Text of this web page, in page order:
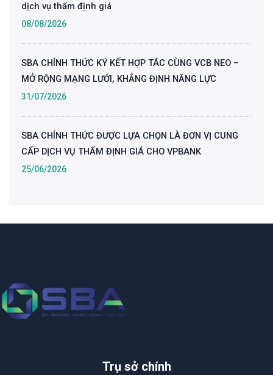
dịch vụ thẩm định giá
08/08/2026
SBA CHÍNH THỨC KÝ KẾT HỢP TÁC CÙNG VCB NEO –
MỞ RỘNG MẠNG LƯỚI, KHẲNG ĐỊNH NĂNG LỰC
31/07/2026
SBA CHÍNH THỨC ĐƯỢC LỰA CHỌN LÀ ĐƠN VỊ CUNG
CẤP DỊCH VỤ THẨM ĐỊNH GIÁ CHO VPBANK
25/06/2026
Trụ sở chính